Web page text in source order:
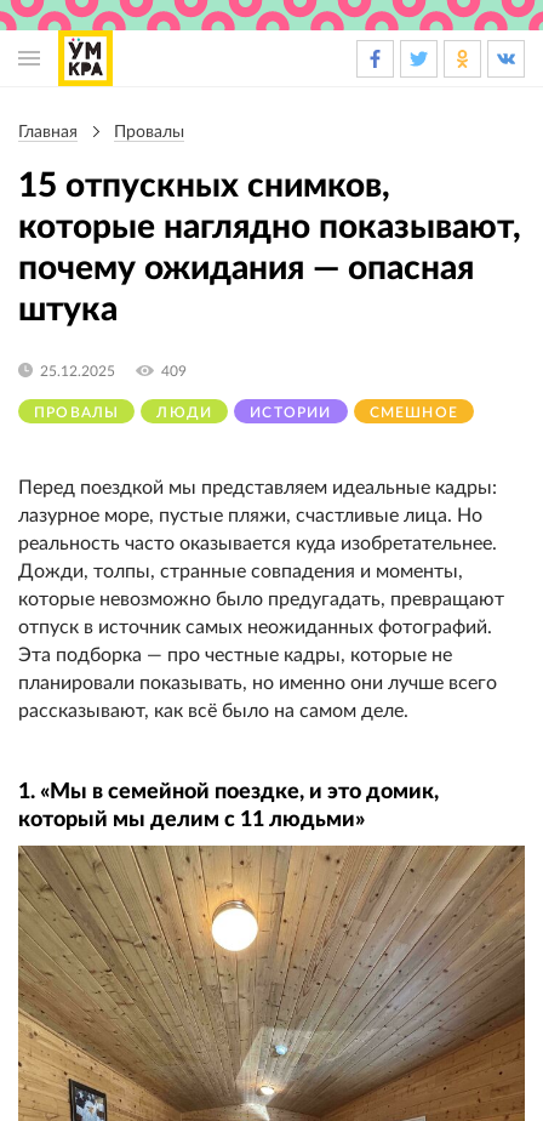
навигации
Главная Провалы
15 отпускных снимков,
которые наглядно показывают,
почему ожидания — опасная
штука
ПРОВАЛЫ ЛЮДИ ИСТОРИИ СМЕШНОЕ
25.12.2025 409
Перед поездкой мы представляем идеальные кадры:
лазурное море, пустые пляжи, счастливые лица. Но
реальность часто оказывается куда изобретательнее.
Дожди, толпы, странные совпадения и моменты,
которые невозможно было предугадать, превращают
отпуск в источник самых неожиданных фотографий.
Эта подборка — про честные кадры, которые не
планировали показывать, но именно они лучше всего
рассказывают, как всё было на самом деле.
1. «Мы в семейной поездке, и это домик,
который мы делим с 11 людьми»